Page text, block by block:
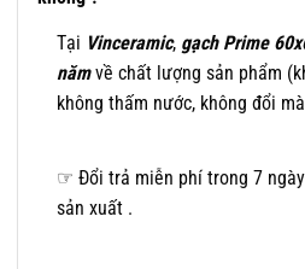
Tại Vinceramic, gạch Prime
năm về chất lượng sản phẩm
không thấm nước, không đổi
☞ Đổi trả miễn phí trong 7
sản xuất .